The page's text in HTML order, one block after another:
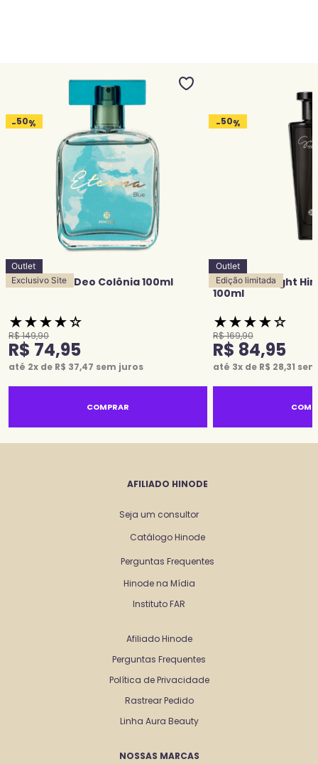
-50%
Outlet
Exclusivo Site
Eterna Blue Deo Colônia 100ml
★★★★☆
R$149,90
R$ 74,95
até 2x de R$ 37,47 sem juros
COMPRAR
-50%
Outlet
Edição limitada
Grace Midnight
100ml
★★★★☆
R$169,90
R$ 84,95
até 3x de R$ 28,31
AFILIADO HINODE
Seja um consultor
Catálogo Hinode
Perguntas Frequentes
Hinode na Mídia
Instituto FAR
Afiliado Hinode
Perguntas Frequentes
Política de Privacidade
Rastrear Pedido
Linha Aura Beauty
NOSSAS MARCAS